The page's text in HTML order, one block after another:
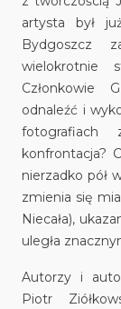
artysta był
Bydgoszcz
wielokrotnie
Członkowie
odnaleźć i
fotografiach
konfrontacja?
nierzadko pół
zmienia się
Niecała),
uległa
Autorzy i
Piotr